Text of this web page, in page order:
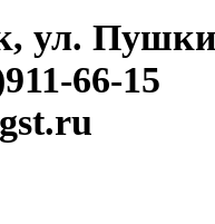
ул.
66-15